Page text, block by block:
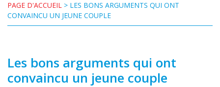
PAGE D'ACCUEIL > LES BONS ARGUMENTS QUI ONT
CONVAINCU UN JEUNE COUPLE
Les bons arguments qui ont
convaincu un jeune couple